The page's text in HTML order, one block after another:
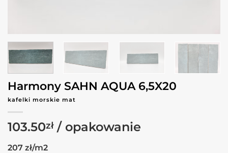
Harmony SAHN AQUA 6,5X20
kafelki morskie mat
103.50zł
207 zł/m2